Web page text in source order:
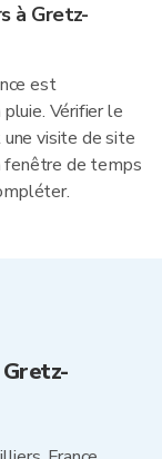
à Gretz-
est
Vérifier le
visite de site
fenêtre de temps